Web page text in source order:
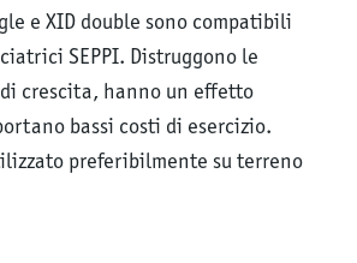
e XID double sono compatibili
SEPPI. Distruggono le
crescita, hanno un effetto
bassi costi di esercizio.
preferibilmente su terreno